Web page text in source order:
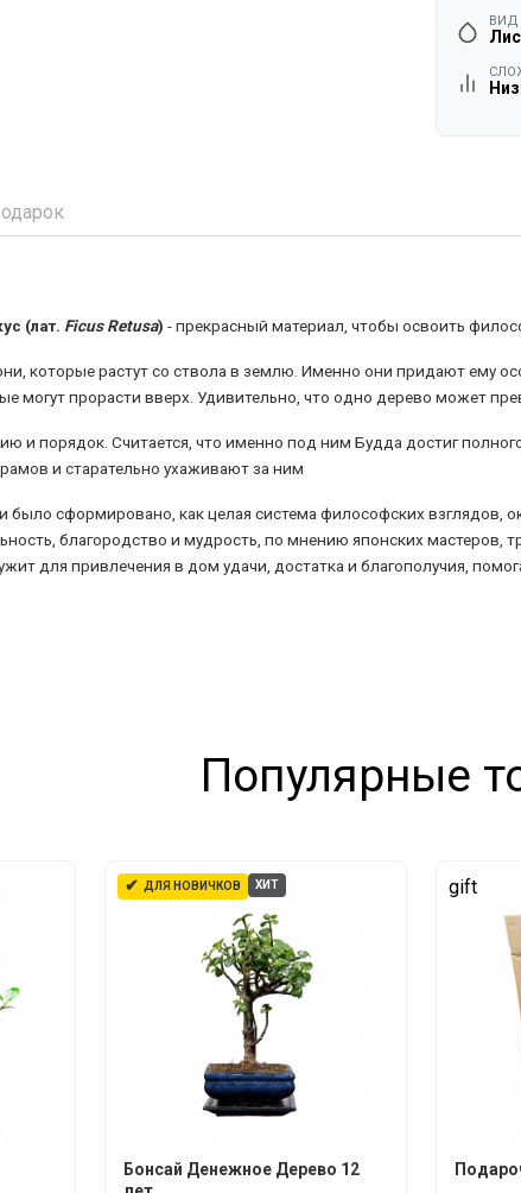
ВИД
(лат. Ficus Retusa) - прекрасный материал, чтобы освоить
которые растут со ствола в землю. Именно они придают ему
могут прорасти вверх. Удивительно, что одно дерево может
и порядок. Считается, что именно под ним Будда достиг
и старательно ухаживают за ним
было сформировано, как целая система философских взглядов,
благородство и мудрость, по мнению японских мастеров,
для привлечения в дом удачи, достатка и благополучия,
Популярные
✔ ДЛЯ НОВИЧКОВ ХИТ
Бонсай Денежное Дерево 12
gift